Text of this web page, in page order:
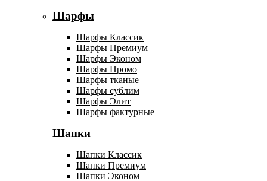
Шарфы
Шарфы Классик
Шарфы Премиум
Шарфы Эконом
Шарфы Промо
Шарфы тканые
Шарфы сублим
Шарфы Элит
Шарфы фактурные
Шапки
Шапки Классик
Шапки Премиум
Шапки Эконом